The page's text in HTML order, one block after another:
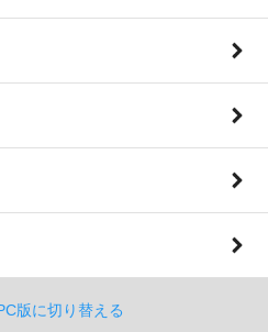
版に切り替える